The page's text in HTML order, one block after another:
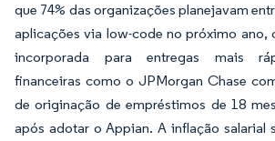
que 74% das organizações planejavam
aplicações via low-code no próximo ano,
incorporada para entregas mais
financeiras como o JPMorgan Chase
de originação de empréstimos de 18
após adotar o Appian. A inflação salarial